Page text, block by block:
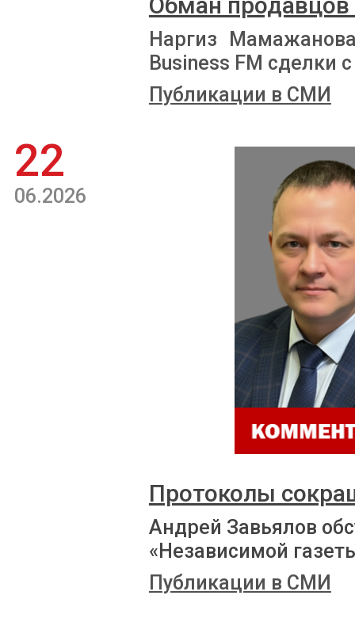
Наргиз
Business FM
Публикации в СМИ
22
06.2026
Протоколы
Андрей Завьялов
«Независимой
Публикации в СМИ